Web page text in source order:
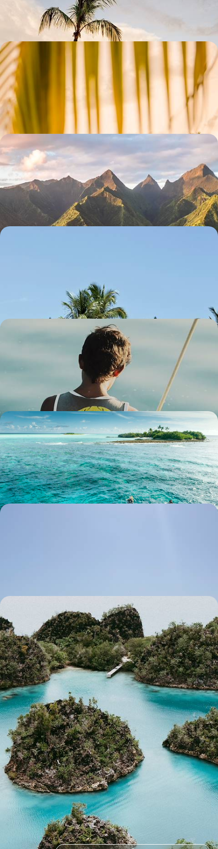
9 jours, de 3000 à 4200 €
Quand les Antilles voient vert - Échappée nature en
Guadeloupe et en Dominique
Loin des foules, passer d'une île antillaise à l'autre, d'un paradis pour
colibris à un éden pour naturophiles
10 jours, de 3800 à 4800 €
De Moorea aux îles Sous-le-Vent - La Polynésie au
fil de l'eau et en pensions de famille
Moorea, Huahine, Raiatea : caboter d'île en île dans l'archipel de la
Société, loin du monde mais au plus proche de ce qui est beau
13 jours, de 4500 à 5700 €
9 jours, de 4100 à 5500 €
Loin des radars, l’île mystérieuse de Sulawesi -
Culture Toraja et rencontres sous-marines
Un petit coin d'Indonésie nommé Sulawesi ou Célèbes, Éden marin
foisonnant, terre aux rites éternels
Cascades, cabañas et île privée - Le Belize nature et
intime
Épouser le rythme doux de la nature bélizienne – luxuriance tropicale
et coraux précieux
10 jours, de 4500 à 6300 €
Les Raja Ampat, un paradis marin - Cet hiver,
voguer entre Indonésie & Papouasie
À l'heure d'hiver, explorer par la mer un archipel méconnu et plonger
dans certains des plus beaux spots du monde
14 jours, de 7800 à 9800 €
Toutes nos suggestions (12)
Voyages plongée par pays